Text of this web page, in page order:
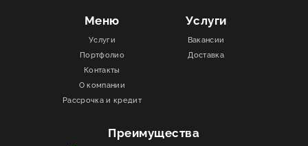
Меню
Услуги
Портфолио
Контакты
О компании
Рассрочка и кредит
Услуги
Вакансии
Доставка
Преимущества